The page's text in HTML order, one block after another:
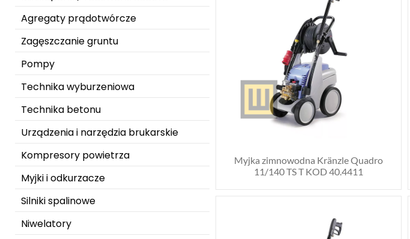
Agregaty prądotwórcze
Zagęszczanie gruntu
Pompy
Technika wyburzeniowa
Technika betonu
Urządzenia i narzędzia brukarskie
Kompresory powietrza
Myjki i odkurzacze
Silniki spalinowe
Niwelatory
Myjka zimnowodna Kränzle Quadro
11/140 TS T KOD 40.4411